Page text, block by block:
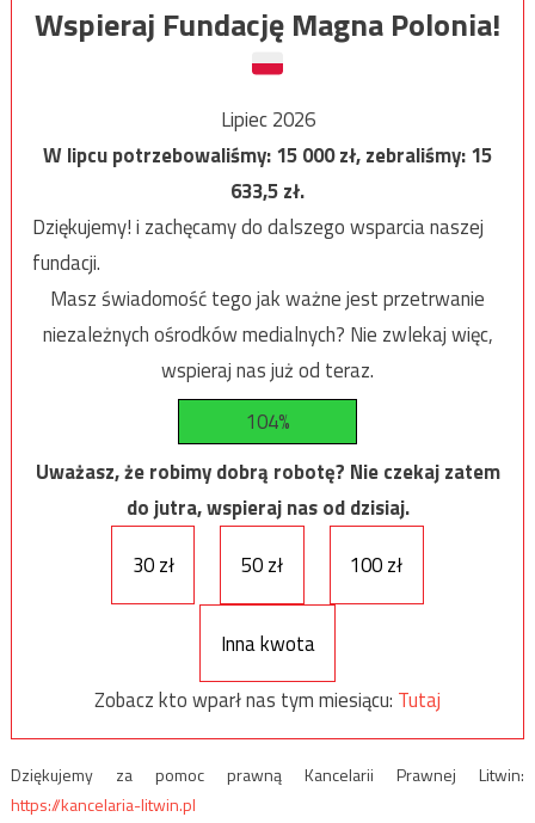
Wspieraj Fundację Magna Polonia!
Lipiec 2026
W lipcu potrzebowaliśmy:15 000zł, zebraliśmy:15
633,5zł.
Dziękujemy! i zachęcamy do dalszego wsparcia naszej
fundacji.
Masz świadomość tego jak ważne jest przetrwanie
niezależnych ośrodków medialnych? Nie zwlekaj więc,
wspieraj nas już od teraz.
104%
Uważasz, że robimy dobrą robotę? Nie czekaj zatem
do jutra, wspieraj nas od dzisiaj.
30 zł
50 zł 100 zł
Inna kwota
Zobacz kto wparł nas tym miesiącu: Tutaj
Dziękujemy za pomoc prawną Kancelarii Prawnej Litwin:
https://kancelaria-litwin.pl